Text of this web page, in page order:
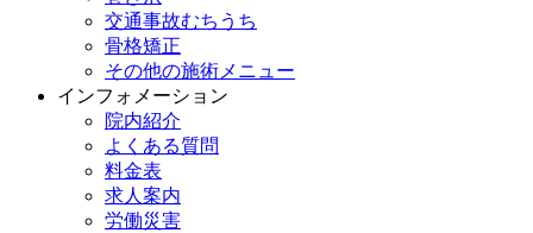
交通事故むちうち
骨格矯正
その他の施術メニュー
インフォメーション
院内紹介
よくある質問
料金表
求人案内
労働災害